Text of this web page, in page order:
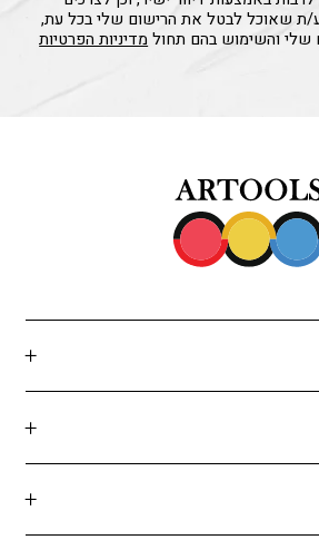
ת שאוכל לבטל את הרישום שלי בכל עת,
שלי והשימוש בהם תחולמדיניות הפרטיות